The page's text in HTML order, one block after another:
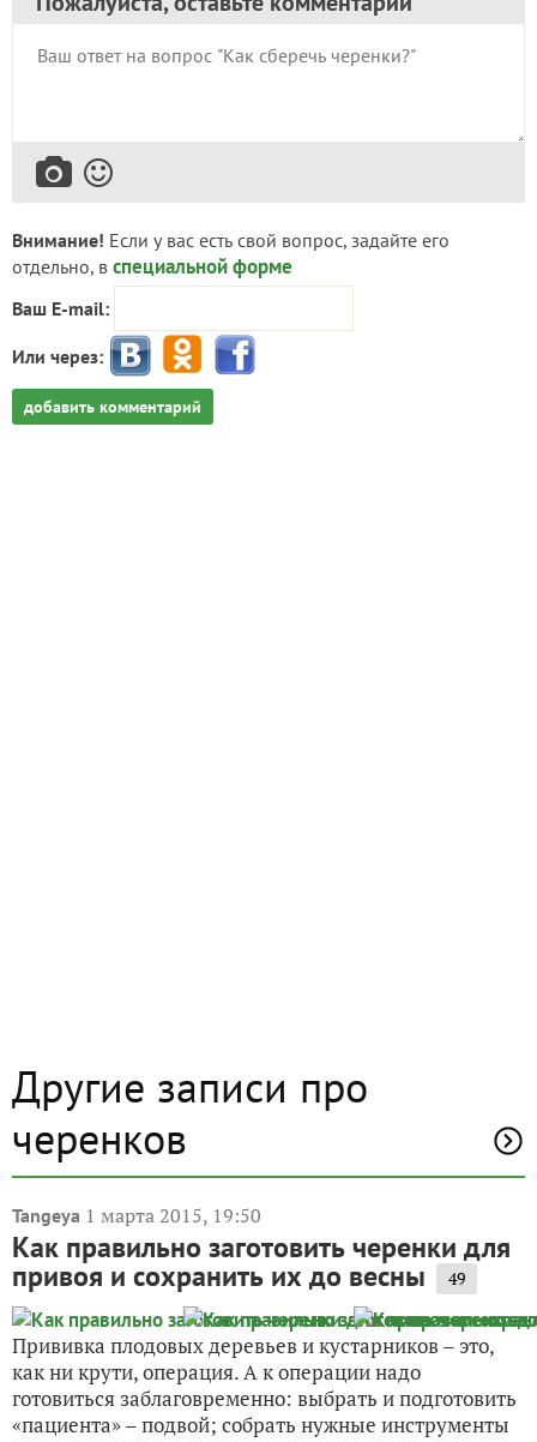
Внимание! Если у вас есть свой вопрос, задайте его
отдельно, в специальной форме
Ваш E-mail:
Или через:
добавить комментарий
Другие записи про
черенков
Tangeya 1 марта 2015, 19:50
Как правильно заготовить черенки для
привоя и сохранить их до весны 49
Прививка плодовых деревьев и кустарников – это,
как ни крути, операция. А к операции надо
готовиться заблаговременно: выбрать и подготовить
«пациента» – подвой; собрать нужные инструменты